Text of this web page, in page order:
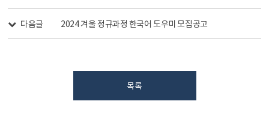
다음글 2024 겨울 정규과정 한국어 도우미 모집공고
목록